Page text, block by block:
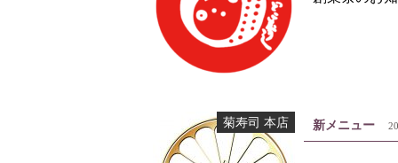
菊寿司 本店 新メニュー